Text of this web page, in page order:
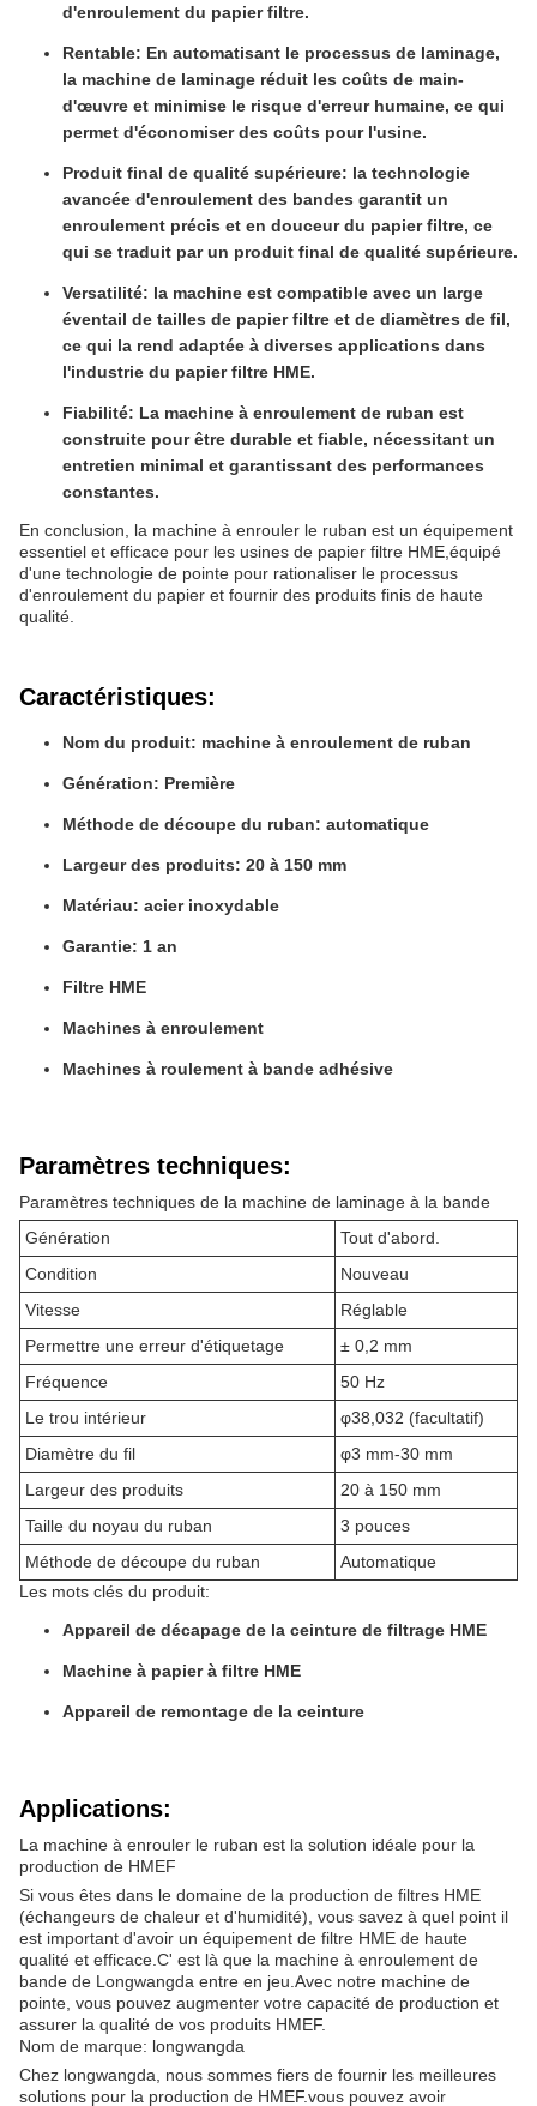
d'enroulement du papier filtre.
Rentable: En automatisant le processus de laminage,
la machine de laminage réduit les coûts de main-
d'œuvre et minimise le risque d'erreur humaine, ce qui
permet d'économiser des coûts pour l'usine.
Produit final de qualité supérieure: la technologie
avancée d'enroulement des bandes garantit un
enroulement précis et en douceur du papier filtre, ce
qui se traduit par un produit final de qualité supérieure.
Versatilité: la machine est compatible avec un large
éventail de tailles de papier filtre et de diamètres de fil,
ce qui la rend adaptée à diverses applications dans
l'industrie du papier filtre HME.
Fiabilité: La machine à enroulement de ruban est
construite pour être durable et fiable, nécessitant un
entretien minimal et garantissant des performances
constantes.
En conclusion, la machine à enrouler le ruban est un équipement
essentiel et efficace pour les usines de papier filtre HME,équipé
d'une technologie de pointe pour rationaliser le processus
d'enroulement du papier et fournir des produits finis de haute
qualité.
Caractéristiques:
Nom du produit: machine à enroulement de ruban
Génération: Première
Méthode de découpe du ruban: automatique
Largeur des produits: 20 à 150 mm
Matériau: acier inoxydable
Garantie: 1 an
Filtre HME
Machines à enroulement
Machines à roulement à bande adhésive
Paramètres techniques:
Paramètres techniques de la machine de laminage à la bande
Génération
Tout d'abord.
Condition
Nouveau
Vitesse
Réglable
Permettre une erreur d'étiquetage
± 0,2 mm
Fréquence
50 Hz
Le trou intérieur
φ38,032 (facultatif)
Diamètre du fil
φ3 mm-30 mm
Largeur des produits
20 à 150 mm
Taille du noyau du ruban
3 pouces
Méthode de découpe du ruban
Automatique
Les mots clés du produit:
Appareil de décapage de la ceinture de filtrage HME
Machine à papier à filtre HME
Appareil de remontage de la ceinture
Applications:
La machine à enrouler le ruban est la solution idéale pour la
production de HMEF
Si vous êtes dans le domaine de la production de filtres HME
(échangeurs de chaleur et d'humidité), vous savez à quel point il
est important d'avoir un équipement de filtre HME de haute
qualité et efficace.C' est là que la machine à enroulement de
bande de Longwangda entre en jeu.Avec notre machine de
pointe, vous pouvez augmenter votre capacité de production et
assurer la qualité de vos produits HMEF.
Nom de marque: longwangda
Chez longwangda, nous sommes fiers de fournir les meilleures
solutions pour la production de HMEF.vous pouvez avoir